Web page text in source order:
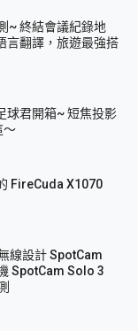
~ 終結會議紀錄地
言翻譯，旅遊最強搭
球君開箱~ 短焦投影
～
FireCuda X1070
線設計 SpotCam
SpotCam Solo 3